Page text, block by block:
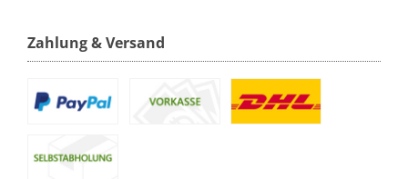
Zahlung & Versand